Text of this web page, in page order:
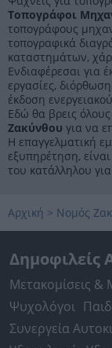
έκδοση
Τηλέφωνο:
Στοιχεία
Τοπογράφοι
τοπογράφους
τοπογραφικά
καταστημάτων,
Ενδιαφέρεσαι για
εργασίες,
έκδοση
Εδώ θα βρεις
Ζακύνθου για να
Η επαγγελματική
εξυπηρέτηση,
του κατάλληλου
Αρχική > Νομός
Δημοφιλείς
Μετακομίσεις &
Ψυχολόγοι
Συνεργεία